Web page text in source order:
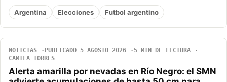
Argentina Elecciones Futbol argentino
NOTICIAS PUBLICADO 5 AGOSTO 2026
5 MIN DE LECTURA
CAMILA TORRES
Alerta amarilla por nevadas en Río Negro: el SMN